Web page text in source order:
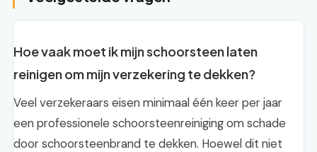
Hoe vaak moet ik mijn schoorsteen laten
reinigen om mijn verzekering te dekken?
Veel verzekeraars eisen minimaal één keer per jaar
een professionele schoorsteenreiniging om schade
door schoorsteenbrand te dekken. Hoewel dit niet